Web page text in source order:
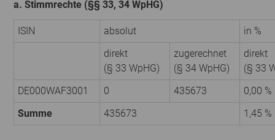
a. Stimmrechte (§§ 33, 34 WpHG)
ISIN absolut
in %
direkt
(§ 33 WpHG)
zugerechnet
(§ 34 WpHG)
direkt
(§ 33
DE000WAF3001
0 435673
0,00 %
Summe
435673 1,45 %